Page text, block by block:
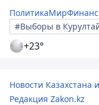
ПолитикаМир
#Выборы в
+23°
Новости Казахстана
Редакция Zakon.kz